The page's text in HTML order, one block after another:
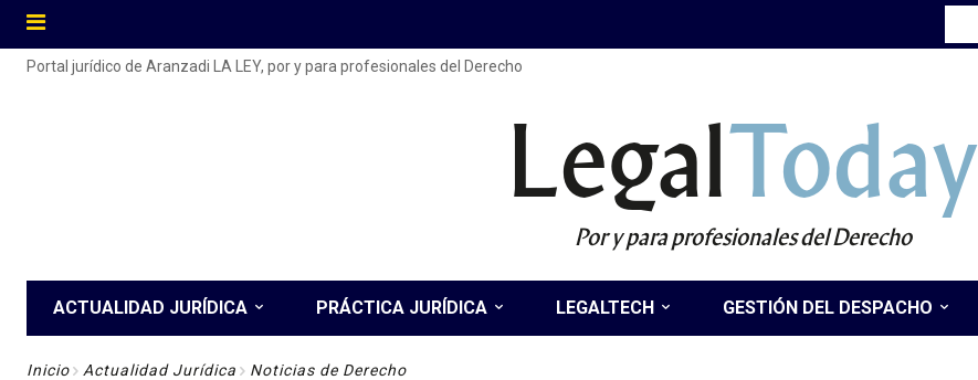
Portal jurídico de Aranzadi LA LEY, por y para profesionales del Derecho
LegalToday
Por y para profesionales del Derecho
ACTUALIDAD JURÍDICA PRÁCTICA JURÍDICA LEGALTECH GESTIÓN DEL DESPACHO
Inicio Actualidad Jurídica Noticias de Derecho